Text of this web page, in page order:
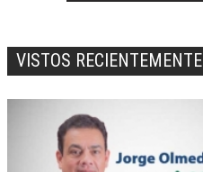
VISTOS RECIENTEMENTE